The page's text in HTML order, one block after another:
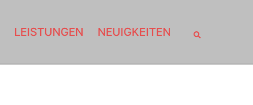
LEISTUNGEN NEUIGKEITEN Suche